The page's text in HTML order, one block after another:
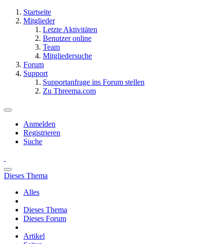
Startseite
Mitglieder
Letzte Aktivitäten
Benutzer online
Team
Mitgliedersuche
Forum
Support
Supportanfrage ins Forum stellen
Zu Threema.com
Anmelden
Registrieren
Suche
Dieses Thema
Alles
Dieses Thema
Dieses Forum
Artikel